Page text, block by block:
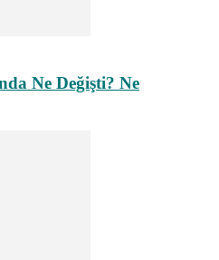
Ne Değişti? Ne